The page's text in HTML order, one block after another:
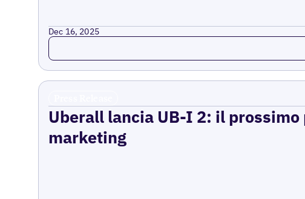
Dec 16, 2025
Read more
Uberall lancia UB-I 2: il
marketing